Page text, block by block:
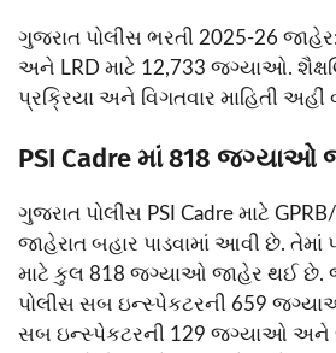
ગુજરાત પોલીસ ભરતી 2025-26 જાહેર:
અને LRD માટે 12,733 જગ્યાઓ.
પ્રક્રિયા અને વિગતવાર માહિતી અહીં
PSI Cadre માં 818 જગ્યાઓ
ગુજરાત પોલીસ PSI Cadre માટે
જાહેરાત બહાર પાડવામાં આવી છે.
માટે કુલ 818 જગ્યાઓ જાહેર થઈ છે.
પોલીસ સબ ઇન્સ્પેકટરની 659
સબ ઇન્સ્પેકટરની 129 જગ્યાઓ અને